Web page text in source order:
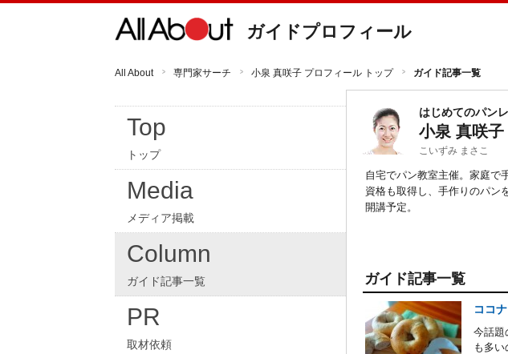
ガイドプロフィール
All About 専門家サーチ 小泉 真咲子 プロフィール トップ ガイド記事一覧
Top
トップ
Media
メディア掲載
Column
ガイド記事一覧
PR
取材依頼
はじめてのパン
小泉 真咲子
こいずみ まさこ
自宅でパン教室主催。家庭で
資格も取得し、手作りのパン
開講予定。
ガイド記事一覧
ココ
今話題
も多